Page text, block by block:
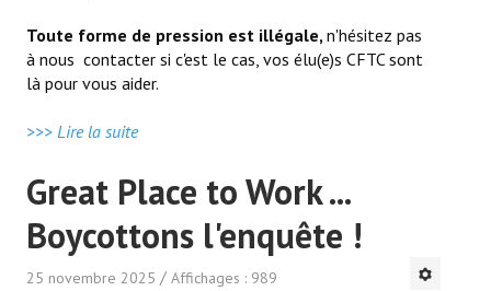
Toute forme de pression est illégale,n'hésitez pas
à nous contacter si c'est le cas, vos élu(e)s CFTC sont
là pour vous aider.
>>> Lire la suite
Great Place to Work ...
Boycottons l'enquête !
25 novembre 2025 Affichages : 989